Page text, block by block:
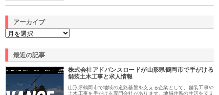
アーカイブ
最近の記事
株式会社アドバンスロードが山形県鶴岡市で手がける
舗装土木工事と求人情報
山形県鶴岡市で地域の道路基盤を支える企業として、舗装工事や
土木工事を手がける専門会社があります。地域住民の生活を支え